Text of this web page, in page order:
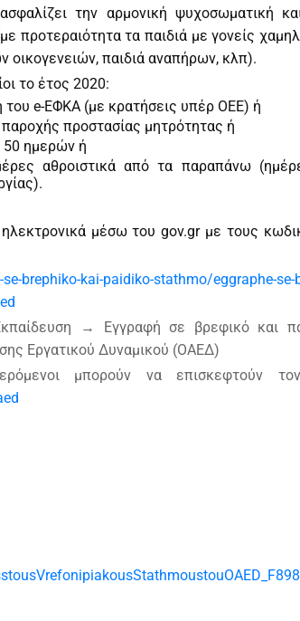
την αρμονική ψυχοσωματική
προτεραιότητα τα παιδιά με γονείς
οικογενειών, παιδιά αναπήρων, κλπ).
το έτος 2020:
του e-ΕΦΚΑ (με κρατήσεις υπέρ ΟΕΕ) ή
προστασίας μητρότητας ή
50 ημερών ή
αθροιστικά από τα παραπάνω
μέσω του gov.gr με τους
brephiko-kai-paidiko-stathmo/eggraphe-
→ Εγγραφή σε βρεφικό και
Εργατικού Δυναμικού (ΟΑΕΔ)
μπορούν να επισκεφτούν